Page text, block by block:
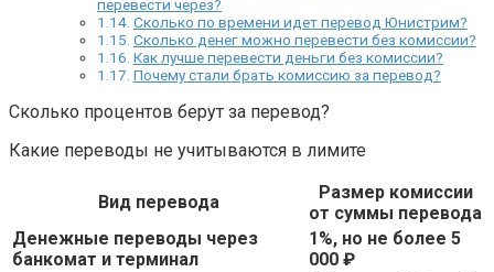
перевести через?
Сколько по времени идет перевод Юнистрим?
Сколько денег можно перевести без комиссии?
Как лучше перевести деньги без комиссии?
Почему стали брать комиссию за перевод?
Сколько процентов берут за перевод?
Какие переводы не учитываются в лимите
Вид перевода
Размер комиссии
от суммы перевода
Денежные переводы через
банкомат и терминал
1%, но не более 5
000 ₽